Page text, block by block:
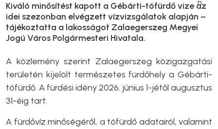
Kiváló minősítést kapott a Gébárti-tófürdő vize az
idei szezonban elvégzett vízvizsgálatok alapján –
tájékoztatta a lakosságot Zalaegerszeg Megyei
Jogú Város Polgármesteri Hivatala.
A közlemény szerint Zalaegerszeg közigazgatási
területén kijelölt természetes fürdőhely a Gébárti-
tófürdő. A fürdési idény 2026. június 1-jétől augusztus
31-éig tart.
A fürdővíz minőségéről, a tófürdő adatairól, valamint